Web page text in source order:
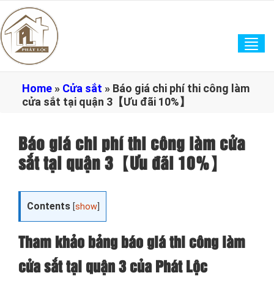
Home » Cửa sắt » Báo giá chi phí thi công làm
cửa sắt tại quận 3【Ưu đãi 10%】
Báo giá chi phí thi công làm cửa
sắt tại quận 3【Ưu đãi 10%】
Contents [show
Tham khảo bảng báo giá thi công làm
cửa sắt tại quận 3 của Phát Lộc